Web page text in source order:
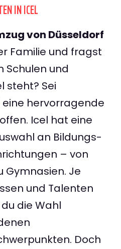
IN ICEL
von Düsseldorf
Familie und fragst
Schulen und
steht? Sei
hervorragende
Icel hat eine
an Bildungs-
– von
Gymnasien. Je
und Talenten
die Wahl
Doch